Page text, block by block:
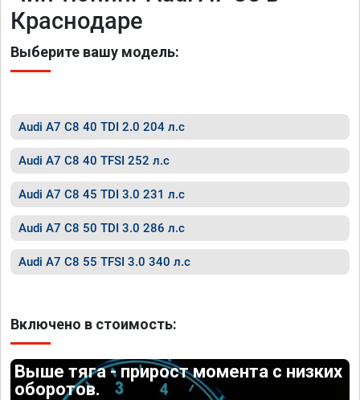
Краснодаре
Выберите вашу модель:
Audi A7 C8 40 TDI 2.0 204 л.с
Audi A7 C8 40 TFSI 252 л.с
Audi A7 C8 45 TDI 3.0 231 л.с
Audi A7 C8 50 TDI 3.0 286 л.с
Audi A7 C8 55 TFSI 3.0 340 л.с
Включено в стоимость:
Выше тяга - прирост момента с низких
оборотов.